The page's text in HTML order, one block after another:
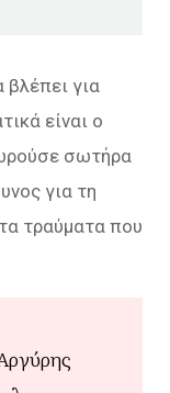
βλέπει για
είναι ο
σωτήρα
για τη
τραύματα που